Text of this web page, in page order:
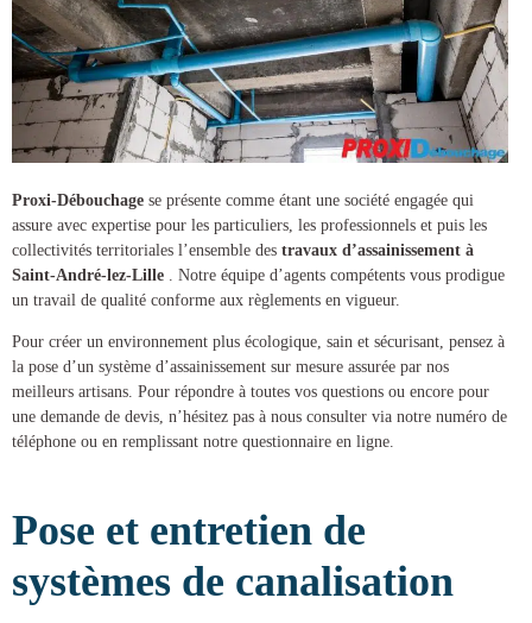
Proxi-Débouchage se présente comme étant une société engagée qui
assure avec expertise pour les particuliers, les professionnels et puis les
collectivités territoriales l’ensemble des travaux d’assainissement à
Saint-André-lez-Lille
. Notre équipe d’agents compétents vous prodigue
un travail de qualité conforme aux règlements en vigueur.
Pour créer un environnement plus écologique, sain et sécurisant, pensez à
la pose d’un système d’assainissement sur mesure assurée par nos
meilleurs artisans. Pour répondre à toutes vos questions ou encore pour
une demande de devis, n’hésitez pas à nous consulter via notre numéro de
téléphone ou en remplissant notre questionnaire en ligne.
Pose et entretien de
systèmes de canalisation